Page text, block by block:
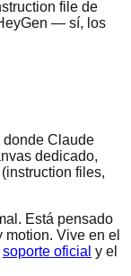
file de
— sí, los
donde Claude
dedicado,
files,
Está pensado
Vive en el
soporte oficial y el